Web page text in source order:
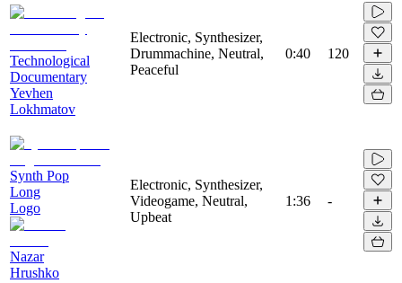
Technological
Documentary
Yevhen
Lokhmatov
Electronic, Synthesizer,
Drummachine, Neutral,
Peaceful
0:40 120
Synth Pop
Long
Logo
Nazar
Hrushko
Electronic, Synthesizer,
Videogame, Neutral,
Upbeat
1:36 -